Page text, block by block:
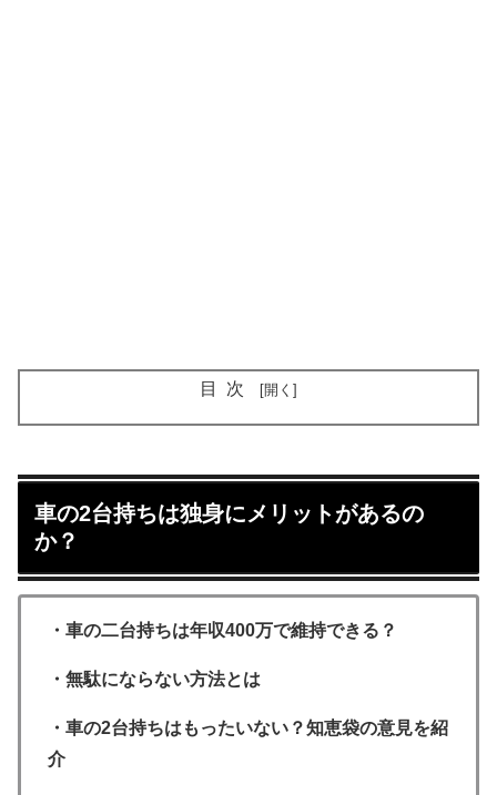
目次
車の2台持ちは独身にメリットがあるの
か？
・車の二台持ちは年収400万で維持できる？
・無駄にならない方法とは
・車の2台持ちはもったいない？知恵袋の意見を紹
介